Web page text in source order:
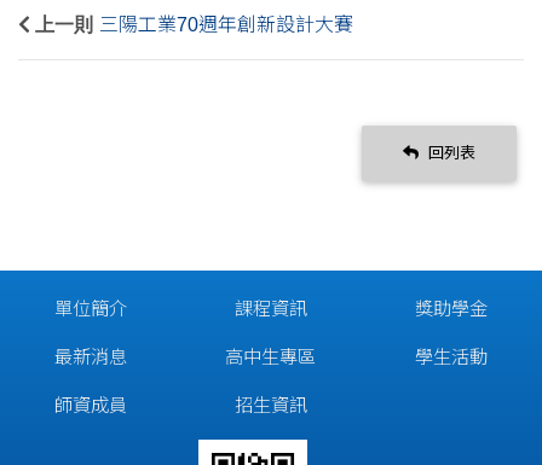
上一則 三陽工業70週年創新設計大賽
回列表
單位簡介
最新消息
師資成員
課程資訊
高中生專區
招生資訊
獎助學金
學生活動